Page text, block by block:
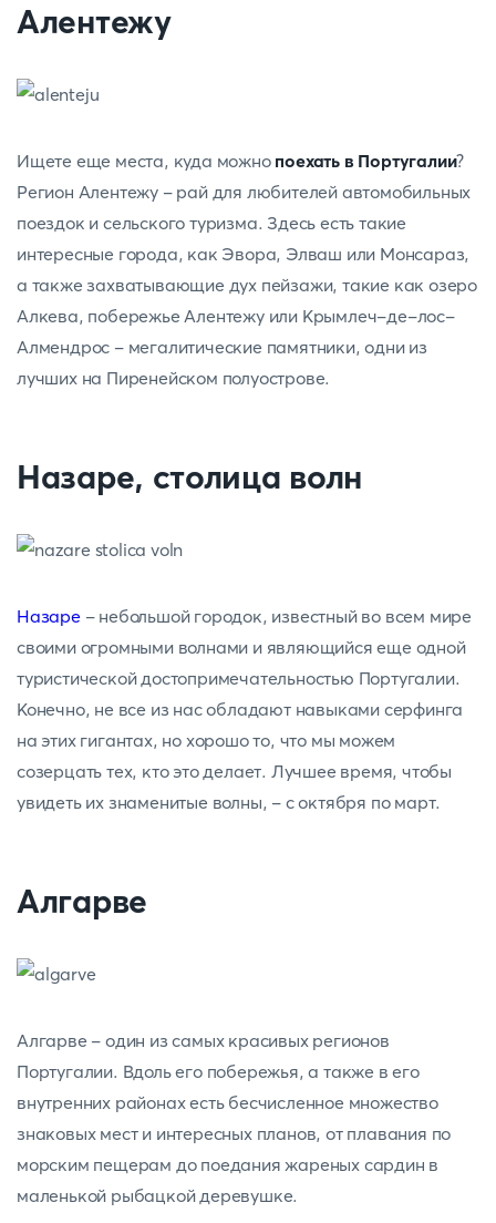
Алентежу
Ищете еще места, куда можно поехать в Португалии?
Регион Алентежу - рай для любителей автомобильных
поездок и сельского туризма. Здесь есть такие
интересные города, как Эвора, Элваш или Монсараз,
а также захватывающие дух пейзажи, такие как озеро
Алкева, побережье Алентежу или Крымлеч-де-лос-
Алмендрос - мегалитические памятники, одни из
лучших на Пиренейском полуострове.
Назаре, столица волн
Назаре - небольшой городок, известный во всем мире
своими огромными волнами и являющийся еще одной
туристической достопримечательностью Португалии.
Конечно, не все из нас обладают навыками серфинга
на этих гигантах, но хорошо то, что мы можем
созерцать тех, кто это делает. Лучшее время, чтобы
увидеть их знаменитые волны, - с октября по март.
Алгарве
Алгарве - один из самых красивых регионов
Португалии. Вдоль его побережья, а также в его
внутренних районах есть бесчисленное множество
знаковых мест и интересных планов, от плавания по
морским пещерам до поедания жареных сардин в
маленькой рыбацкой деревушке.